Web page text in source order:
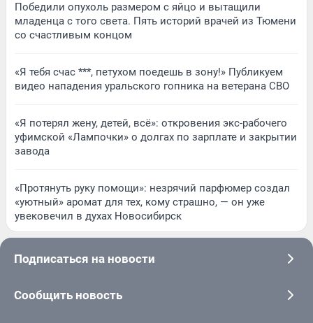
Победили опухоль размером с яйцо и вытащили
младенца с того света. Пять историй врачей из Тюмени
со счастливым концом
«Я тебя счас ***, петухом поедешь в зону!» Публикуем
видео нападения уральского гопника на ветерана СВО
«Я потерял жену, детей, всё»: откровения экс-рабочего
уфимской «Лампочки» о долгах по зарплате и закрытии
завода
«Протянуть руку помощи»: незрячий парфюмер создал
«уютный» аромат для тех, кому страшно, — он уже
увековечил в духах Новосибирск
Подписаться на новости
Сообщить новость